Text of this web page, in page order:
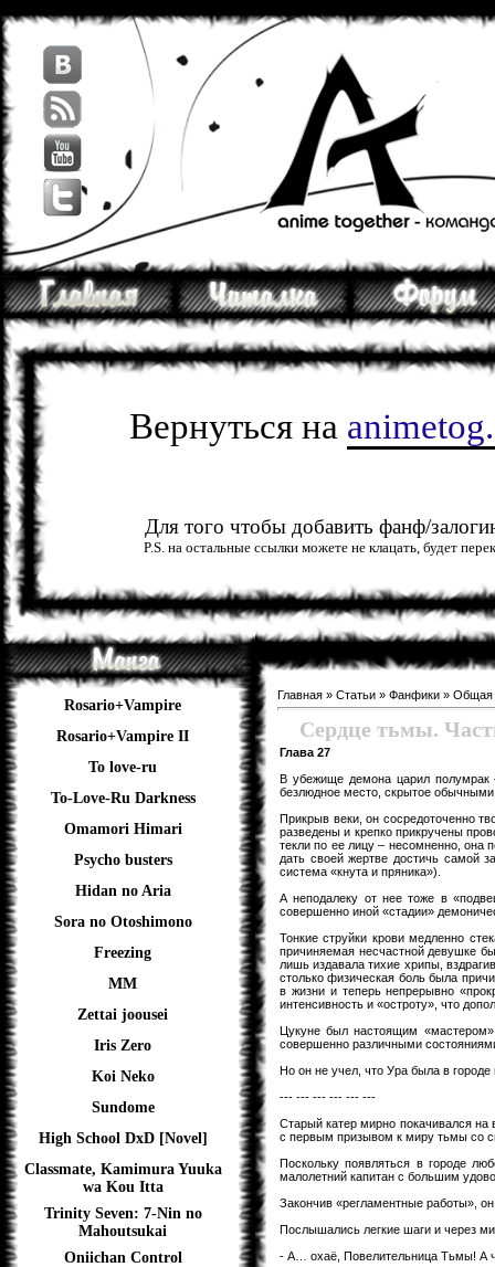
Вернуться на
Для того чтобы добавить фанф/
P.S. на остальные ссылки можете не клацать, будет
Rosario+Vampire
Rosario+Vampire II
To love-ru
To-Love-Ru Darkness
Omamori Himari
Psycho busters
Hidan no Aria
Sora no Otoshimono
Freezing
ММ
Zettai joousei
Iris Zero
Koi Neko
Sundome
High School DxD [Novel]
Classmate, Kamimura Yuuka
wa Kou Itta
Trinity Seven: 7-Nin no
Mahoutsukai
Oniichan Control
Главная » Статьи » Фанфики » Общая
Сердце тьмы.
Глава 27
В убежище демона царил полумрак
безлюдное место, скрытое
Прикрыв веки, он сосредоточенно
разведены и крепко прикручены
текли по ее лицу – несомненно, она
дать своей жертве достичь самой
система «кнута и пряника»).
А неподалеку от нее тоже в
совершенно иной «стадии»
Тонкие струйки крови медленно
причиняемая несчастной девушке
лишь издавала тихие хрипы,
столько физическая боль была
в жизни и теперь непрерывно
интенсивность и «остроту», что
Цукуне был настоящим «мастером»
совершенно различными
Но он не учел, что Ура была в
--- --- --- --- --- ---
Старый катер мирно покачивался
с первым призывом к миру тьмы со
Поскольку появляться в городе
малолетний капитан с большим
Закончив «регламентные работы»,
Послышались легкие шаги и через
- А… охаё, Повелительница Тьмы! А